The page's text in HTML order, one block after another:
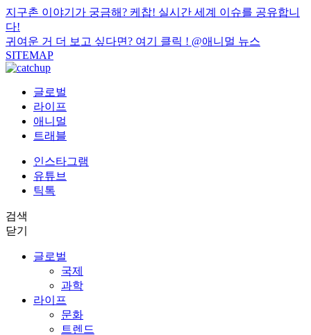
지구촌 이야기가 궁금해? 케찹! 실시간 세계 이슈를 공유합니
다!
귀여운 거 더 보고 싶다면? 여기 클릭 ! @애니멀 뉴스
SITEMAP
글로벌
라이프
애니멀
트래블
인스타그램
유튜브
틱톡
검색
닫기
글로벌
국제
과학
라이프
문화
트렌드